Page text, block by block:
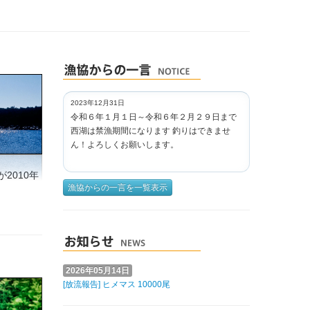
2010年
2023年12月31日
令和６年１月１日～令和６年２月２９日まで
西湖は禁漁期間になります 釣りはできませ
ん！よろしくお願いします。
漁協からの一言を一覧表示
2026年05月14日
[放流報告] ヒメマス 10000尾